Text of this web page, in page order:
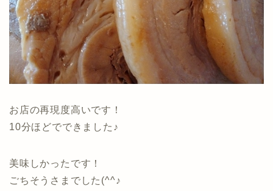
お店の再現度高いです！
10分ほどでできました♪
美味しかったです！
ごちそうさまでした(^^♪